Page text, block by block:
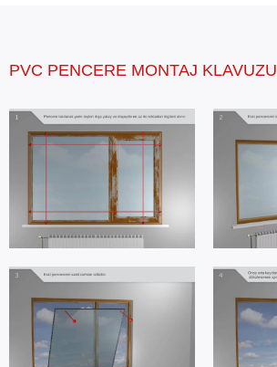
PVC PENCERE MONTAJ KLAVUZU